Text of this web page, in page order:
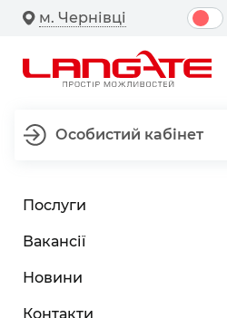
м. Чернівці
Особистий кабінет
Послуги
Вакансії
Новини
Контакти